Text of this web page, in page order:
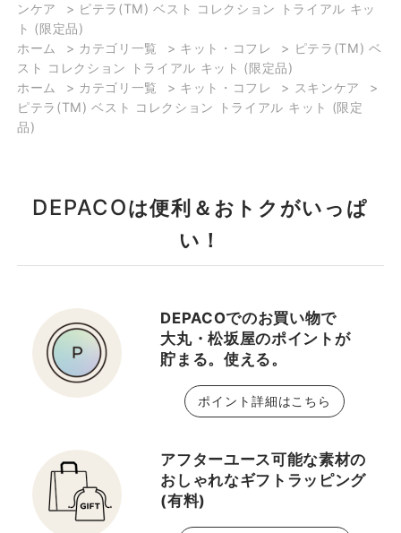
ンケア
> ピテラ(TM) ベスト コレクション トライアル キッ
ト (限定品)
ホーム
> カテゴリ一覧 > キット・コフレ > ピテラ(TM) ベ
スト コレクション トライアル キット (限定品)
ホーム
> カテゴリ一覧 > キット・コフレ > スキンケア
>
ピテラ(TM) ベスト コレクション トライアル キット (限定
品)
DEPACOは便利＆おトクがいっぱ
い！
DEPACOでのお買い物で
大丸・松坂屋のポイントが
貯まる。使える。
ポイント詳細はこちら
アフターユース可能な素材の
おしゃれなギフトラッピング
(有料)